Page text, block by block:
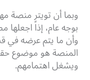
وبما أن تويتر منصة
بوجه عام، إذاً
وأن ما يتم عرضه في
المنصة هو موضوع
ويشغل اهتمامهم.